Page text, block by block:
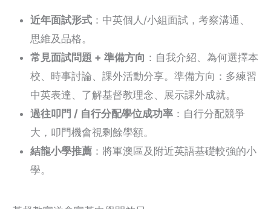
近年面試形式 ：中英個人/小組面試，考察溝通、
思維及品格。
常見面試問題 + 準備方向 ：自我介紹、為何選擇本
校、時事討論、課外活動分享。準備方向：多練習
中英表達、了解基督教理念、展示課外成就。
過往叩門 / 自行分配學位成功率 ：自行分配競爭
大，叩門機會視剩餘學額。
結龍小學推薦 ：將軍澳區及附近英語基礎較強的小
學。